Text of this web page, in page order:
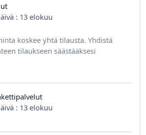
: 13 elokuu
koskee yhtä tilausta. Yhdistä
tilaukseen säästääksesi
: 13 elokuu